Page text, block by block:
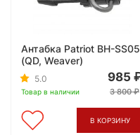
Антабка Patriot BH-SS05
(QD, Weaver)
5.0
Товар в наличии
985
3 800
В КОРЗИНУ